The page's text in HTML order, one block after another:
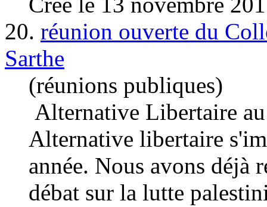
20. réunion ouverte du
Sarthe
(réunions publiques)
Alternative Libertaire
Alternative libertaire
année. Nous avons déjà
débat sur la lutte